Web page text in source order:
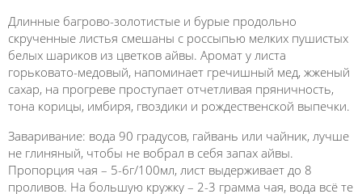
Длинные багрово-золотистые и бурые продольно
скрученные листья смешаны с россыпью мелких пушистых
белых шариков из цветков айвы. Аромат у листа
горьковато-медовый, напоминает гречишный мед, жженый
сахар, на прогреве проступает отчетливая пряничность,
тона корицы, имбиря, гвоздики и рождественской выпечки.
Заваривание: вода 90 градусов, гайвань или чайник, лучше
не глиняный, чтобы не вобрал в себя запах айвы.
Пропорция чая – 5-6г/100мл, лист выдерживает до 8
проливов. На большую кружку – 2-3 грамма чая, вода всё те